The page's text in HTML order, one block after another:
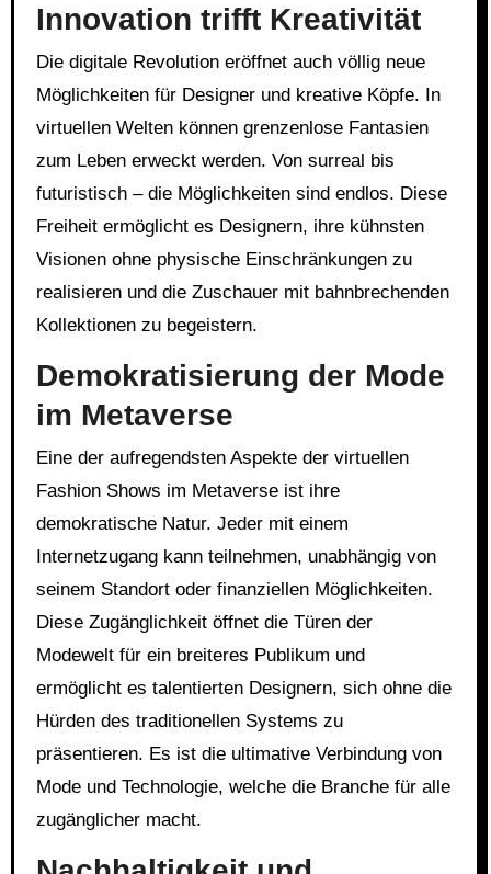
Innovation trifft Kreativität
Die digitale Revolution eröffnet auch völlig neue
Möglichkeiten für Designer und kreative Köpfe. In
virtuellen Welten können grenzenlose Fantasien
zum Leben erweckt werden. Von surreal bis
futuristisch – die Möglichkeiten sind endlos. Diese
Freiheit ermöglicht es Designern, ihre kühnsten
Visionen ohne physische Einschränkungen zu
realisieren und die Zuschauer mit bahnbrechenden
Kollektionen zu begeistern.
Demokratisierung der Mode
im Metaverse
Eine der aufregendsten Aspekte der virtuellen
Fashion Shows im Metaverse ist ihre
demokratische Natur. Jeder mit einem
Internetzugang kann teilnehmen, unabhängig von
seinem Standort oder finanziellen Möglichkeiten.
Diese Zugänglichkeit öffnet die Türen der
Modewelt für ein breiteres Publikum und
ermöglicht es talentierten Designern, sich ohne die
Hürden des traditionellen Systems zu
präsentieren. Es ist die ultimative Verbindung von
Mode und Technologie, welche die Branche für alle
zugänglicher macht.